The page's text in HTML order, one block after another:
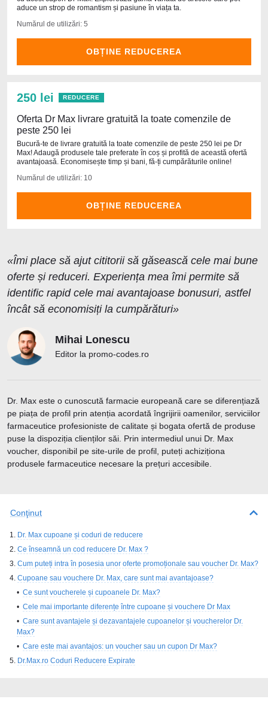
aduce un strop de romantism și pasiune în viața ta.
Numărul de utilizări: 5
OBȚINE REDUCEREA
250 lei REDUCERE
Oferta Dr Max livrare gratuită la toate comenzile de
peste 250 lei
Bucură-te de livrare gratuită la toate comenzile de peste 250 lei pe Dr
Max! Adaugă produsele tale preferate în coș și profită de această ofertă
avantajoasă. Economisește timp și bani, fă-ți cumpărăturile online!
Numărul de utilizări: 10
OBȚINE REDUCEREA
Conţinut
Dr. Max cupoane și coduri de reducere
Ce înseamnă un cod reducere Dr. Max ?
Cum puteți intra în posesia unor oferte promoționale sau voucher Dr. Max?
Cupoane sau vouchere Dr. Max, care sunt mai avantajoase?
Ce sunt voucherele și cupoanele Dr. Max?
Cele mai importante diferențe între cupoane și vouchere Dr Max
Care sunt avantajele și dezavantajele cupoanelor și voucherelor Dr.
Max?
Care este mai avantajos: un voucher sau un cupon Dr Max?
Dr.Max.ro Coduri Reducere Expirate
«Îmi place să ajut cititorii să găsească cele mai bune
oferte și reduceri. Experiența mea îmi permite să
identific rapid cele mai avantajoase bonusuri, astfel
încât să economisiți la cumpărături»
Mihai Lonescu
Editor la promo-codes.ro
Dr. Max este o cunoscută farmacie europeană care se diferențiază
pe piața de profil prin atenția acordată îngrijirii oamenilor, serviciilor
farmaceutice profesioniste de calitate și bogata ofertă de produse
puse la dispoziția clienților săi. Prin intermediul unui Dr. Max
voucher, disponibil pe site-urile de profil, puteți achiziționa
produsele farmaceutice necesare la prețuri accesibile.